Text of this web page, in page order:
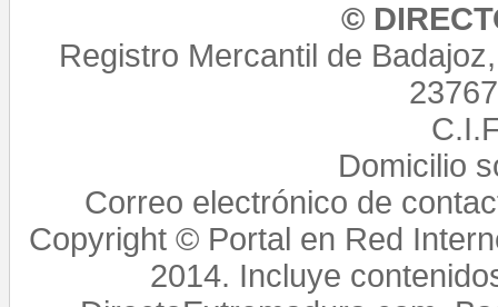
©
Registro Mercantil de
Domicilio
Correo electrónico de
Copyright © Portal en Red
2014. Incluye